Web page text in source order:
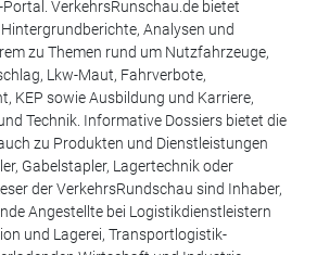
VerkehrsRunschau.de bietet
Analysen und
zu Themen rund um Nutzfahrzeuge,
Lkw-Maut, Fahrverbote,
KEP sowie Ausbildung und Karriere,
Technik. Informative Dossiers bietet die
zu Produkten und Dienstleistungen
Gabelstapler, Lagertechnik oder
der VerkehrsRundschau sind Inhaber,
Angestellte bei Logistikdienstleistern
und Lagerei, Transportlogistik-